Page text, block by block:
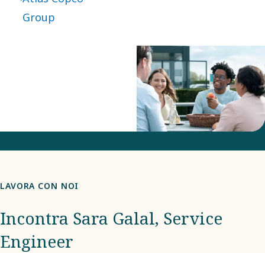
Group
LAVORA CON NOI
Incontra Sara Galal, Service
Engineer